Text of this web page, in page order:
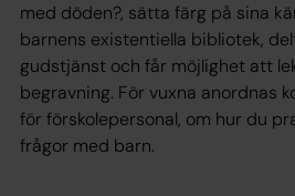
med döden?, sätta färg på sina
barnens existentiella bibliotek,
gudstjänst och får möjlighet att
begravning. För vuxna anordnas
för förskolepersonal, om hur du
frågor med barn.